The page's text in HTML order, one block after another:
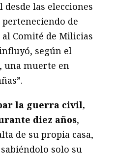
las elecciones
de
Comité de Milicias
según el
una muerte en
la guerra civil,
diez años,
de su propia casa,
solo su